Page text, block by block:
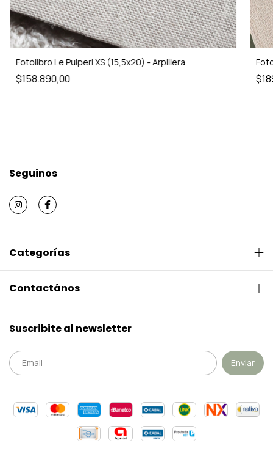
Fotolibro Le Pulperi XS (15,5x20) - Arpillera
$158.890,00
Seguinos
Categorías
Contactános
Suscribite al newsletter